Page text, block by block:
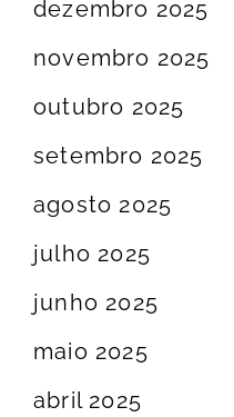
dezembro 2025
novembro 2025
outubro 2025
setembro 2025
agosto 2025
julho 2025
junho 2025
maio 2025
abril 2025